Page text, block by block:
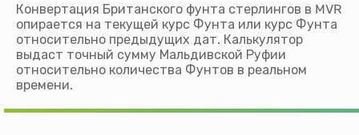
Конвертация Британского фунта стерлингов в MVR
опирается на текущей курс Фунта или курс Фунта
относительно предыдущих дат. Калькулятор
выдаст точный сумму Мальдивской Руфии
относительно количества Фунтов в реальном
времени.